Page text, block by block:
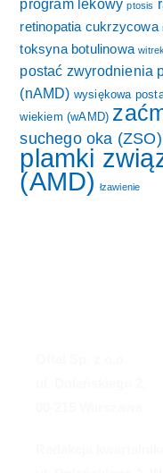
program lekowy ptosis
retinopatia cukrzycowa
toksyna botulinowa
postać zwyrodnienia
(nAMD) wysiękowa
wiekiem (wAMD)
suchego oka (ZSO)
plamki
(AMD) łzawienie